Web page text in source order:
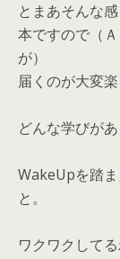
とまあそんな
本ですので（
が）
届くのが大変
どんな学びがあ
WakeUpを踏
と。
ワクワクして